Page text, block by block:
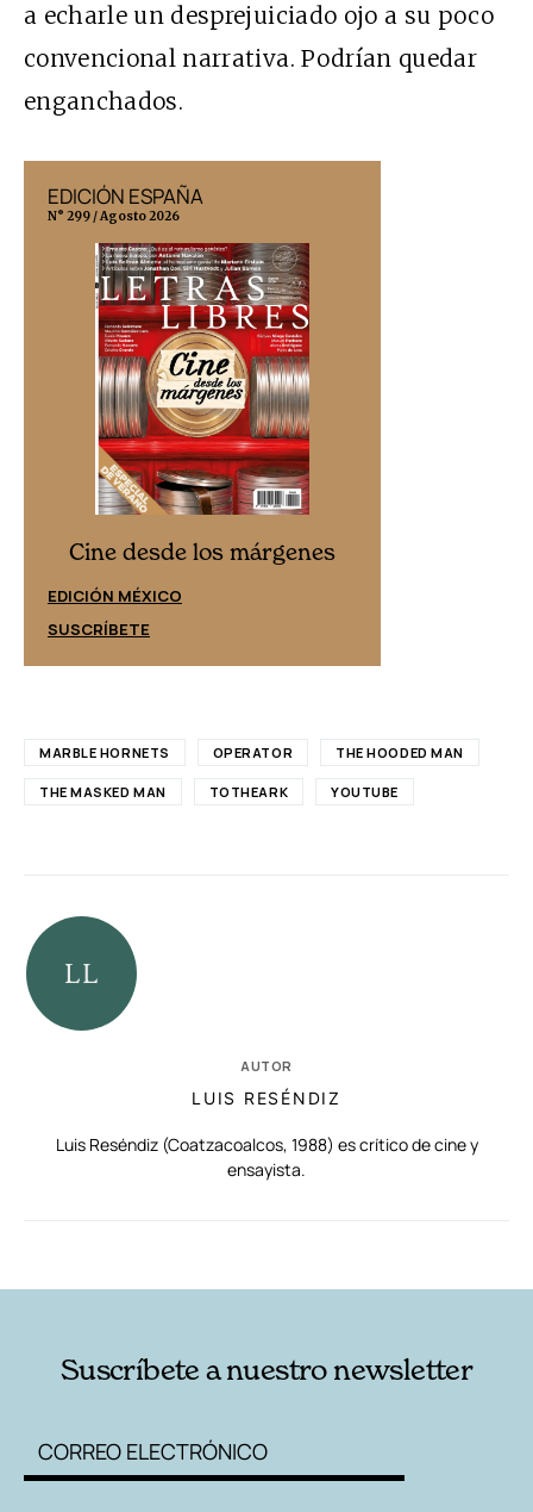
a echarle un desprejuiciado ojo a su poco
convencional narrativa. Podrían quedar
enganchados.
EDICIÓN ESPAÑA
N° 299 / Agosto 2026
Cine desde los márgenes
EDICIÓN MÉXICO
SUSCRÍBETE
MARBLE HORNETS OPERATOR THE HOODED MAN
THE MASKED MAN TOTHEARK YOUTUBE
AUTOR
LUIS RESÉNDIZ
Luis Reséndiz (Coatzacoalcos, 1988) es crítico de cine y
ensayista.
Suscríbete a nuestro newsletter